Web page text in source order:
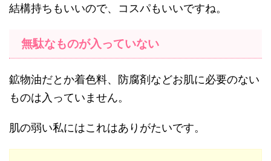
結構持ちもいいので、コスパもいいですね。
無駄なものが入っていない
鉱物油だとか着色料、防腐剤などお肌に必要のない
ものは入っていません。
肌の弱い私にはこれはありがたいです。